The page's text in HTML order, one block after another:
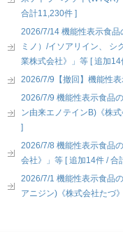
合計11,230件 ]
2026/7/14 機能性表示食
ミノ）/イソアリイン、 シ
業株式会社》」等 [ 追加
2026/7/9【撤回】機能性
2026/7/9 機能性表示食品
ン由来エノテインB)《株
]
2026/7/8 機能性表示食品
会社》」等 [ 追加14件 / 合
2026/7/1 機能性表示食品
アニジン)《株式会社たづ